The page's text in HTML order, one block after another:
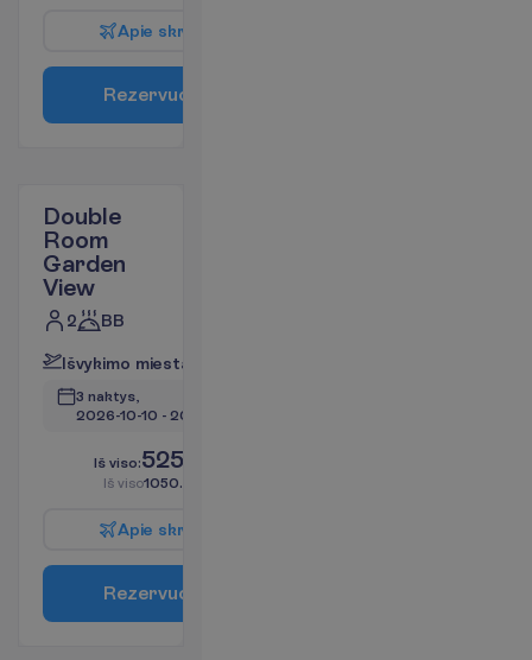
Apie skr
Rezervuo
Double
Room
Garden
View
2 BB
Išvykimo miesta
3 naktys,
2026-10-10 - 2026-10-13
Iš viso:525.12
Iš viso1050.24
Apie skr
Rezervuo